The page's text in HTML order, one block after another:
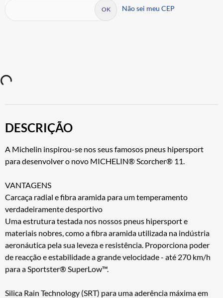
Não sei meu CEP
DESCRIÇÃO
A Michelin inspirou-se nos seus famosos pneus hipersport
para desenvolver o novo MICHELIN® Scorcher® 11.
VANTAGENS
Carcaça radial e fibra aramida para um temperamento
verdadeiramente desportivo
Uma estrutura testada nos nossos pneus hipersport e
materiais nobres, como a fibra aramida utilizada na indústria
aeronáutica pela sua leveza e resistência. Proporciona poder
de reacção e estabilidade a grande velocidade - até 270 km/h
para a Sportster® SuperLow™.
Silica Rain Technology (SRT) para uma aderência máxima em